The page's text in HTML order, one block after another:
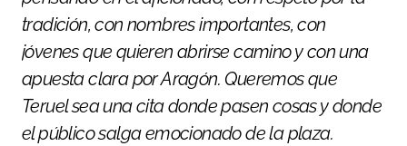
tradición, con nombres importantes, con
jóvenes que quieren abrirse camino y con una
apuesta clara por Aragón. Queremos que
Teruel sea una cita donde pasen cosas y donde
el público salga emocionado de la plaza.